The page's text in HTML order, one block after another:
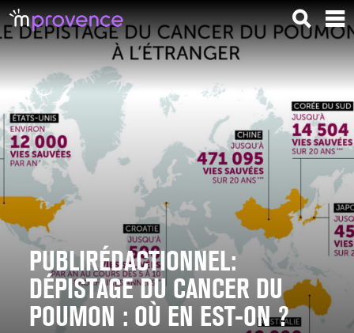
PUBLIRÉDACTIONNEL:
DÉPISTAGE DU CANCER DU
POUMON : OÙ EN EST-ON ?